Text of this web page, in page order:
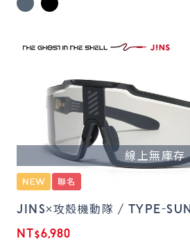
線上無庫存
JINS×攻殼機動隊 / TYPE-
NT$6,980